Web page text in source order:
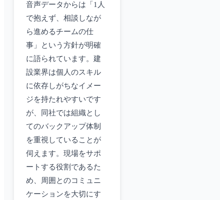
音声データからは「1人
で抱えず、相談しなが
ら進めるチームの仕
事」という方針が明確
に語られています。建
設業界は個人のスキル
に依存しがちなイメー
ジを持たれやすいです
が、同社では組織とし
てのバックアップ体制
を重視していることが
伺えます。現場をサポ
ートする役割であるた
め、周囲とのコミュニ
ケーションを大切にす